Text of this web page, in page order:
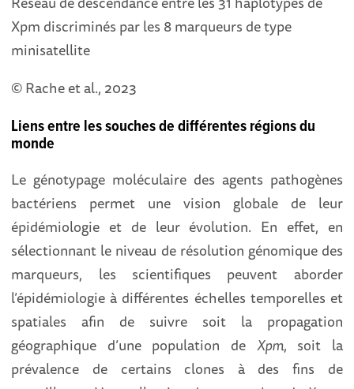
Xpm discriminés par les 8 marqueurs de type
minisatellite
© Rache et al., 2023
Liens entre les souches de différentes régions du
monde
Le génotypage moléculaire des agents pathogènes
bactériens permet une vision globale de leur
épidémiologie et de leur évolution. En effet, en
sélectionnant le niveau de résolution génomique des
marqueurs, les scientifiques peuvent aborder
l’épidémiologie à différentes échelles temporelles et
spatiales afin de suivre soit la propagation
géographique d’une population de Xpm, soit la
prévalence de certains clones à des fins de